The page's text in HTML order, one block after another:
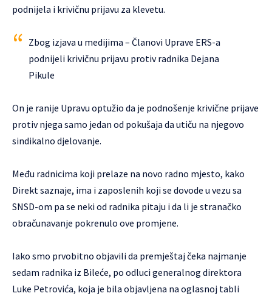
podnijela i krivičnu prijavu za klevetu.
Zbog izjava u medijima – Članovi Uprave ERS-a
podnijeli krivičnu prijavu protiv radnika Dejana
Pikule
On je ranije Upravu optužio da je podnošenje krivične prijave
protiv njega samo jedan od pokušaja da utiču na njegovo
sindikalno djelovanje.
Među radnicima koji prelaze na novo radno mjesto, kako
Direkt saznaje, ima i zaposlenih koji se dovode u vezu sa
SNSD-om pa se neki od radnika pitaju i da li je stranačko
obračunavanje pokrenulo ove promjene.
Iako smo prvobitno objavili da premještaj čeka najmanje
sedam radnika iz Bileće, po odluci generalnog direktora
Luke Petrovića, koja je bila objavljena na oglasnoj tabli